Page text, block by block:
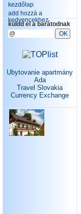
kezdőlap
add hozzá a
kedvencekhez
küldd el a barátodnak
Ubytovanie apartmány
Ada
Travel Slovakia
Currency Exchange